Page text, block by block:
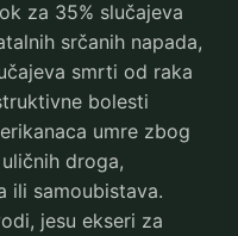
za 35% slučajeva
srčanih napada,
smrti od raka
bolesti
umre zbog
droga,
ili samoubistava.
jesu ekseri za